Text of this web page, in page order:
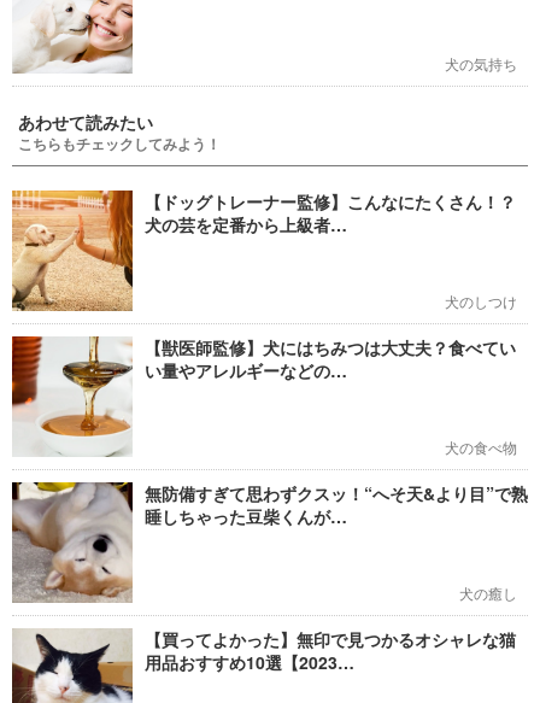
犬の気持ち
あわせて読みたい
こちらもチェックしてみよう！
【ドッグトレーナー監修】こんなにたくさん！？
犬の芸を定番から上級者…
犬のしつけ
【獣医師監修】犬にはちみつは大丈夫？食べてい
い量やアレルギーなどの…
犬の食べ物
無防備すぎて思わずクスッ！“へそ天&より目”で熟
睡しちゃった豆柴くんが…
犬の癒し
【買ってよかった】無印で見つかるオシャレな猫
用品おすすめ10選【2023…